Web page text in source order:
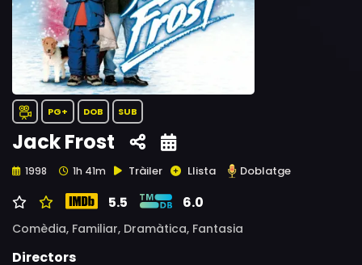
PG+ DOB SUB
Jack Frost
1998 1h 41m Tràiler Llista Doblatge
5.5 6.0
Comèdia, Familiar, Dramàtica, Fantasia
Directors